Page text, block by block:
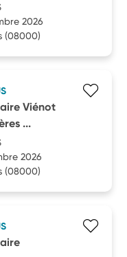
2026
(08000)
Viénot
...
2026
(08000)